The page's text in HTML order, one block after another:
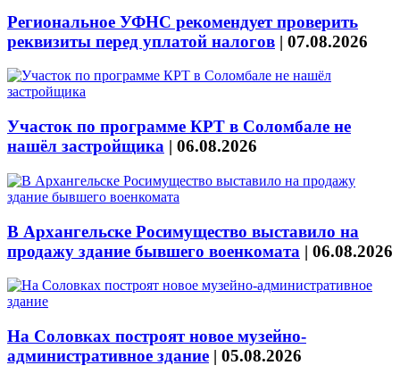
Региональное УФНС рекомендует проверить
реквизиты перед уплатой налогов | 07.08.2026
Участок по программе КРТ в Соломбале не
нашёл застройщика | 06.08.2026
В Архангельске Росимущество выставило на
продажу здание бывшего военкомата | 06.08.2026
На Соловках построят новое музейно-
административное здание | 05.08.2026